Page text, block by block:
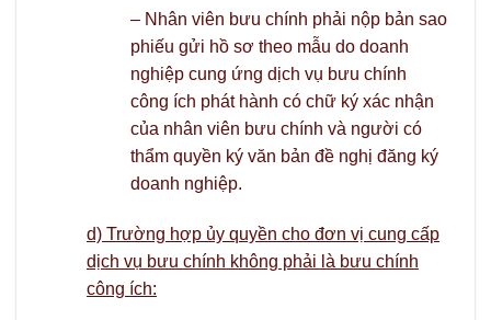
– Nhân viên bưu chính phải nộp bản sao
phiếu gửi hồ sơ theo mẫu do doanh
nghiệp cung ứng dịch vụ bưu chính
công ích phát hành có chữ ký xác nhận
của nhân viên bưu chính và người có
thẩm quyền ký văn bản đề nghị đăng ký
doanh nghiệp.
d) Trường hợp ủy quyền cho đơn vị cung cấp
dịch vụ bưu chính không phải là bưu chính
công ích: